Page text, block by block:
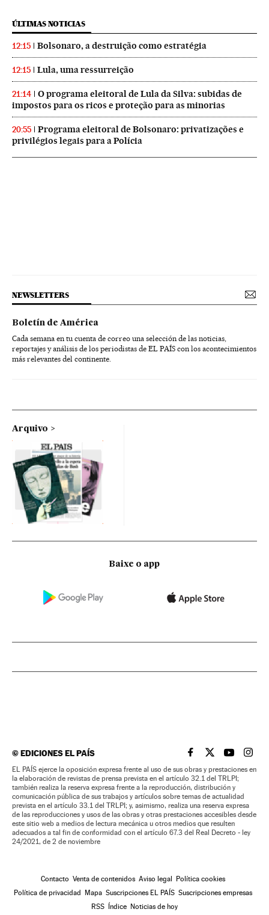
ÚLTIMAS NOTICIAS
12:15 Bolsonaro, a destruição como estratégia
12:15 Lula, uma ressurreição
21:14
O programa eleitoral de Lula da Silva: subidas de
impostos para os ricos e proteção para as minorias
20:55
Programa eleitoral de Bolsonaro: privatizações e
privilégios legais para a Polícia
NEWSLETTERS
Boletín de América
Cada semana en tu cuenta de correo una selección de las noticias,
reportajes y análisis de los periodistas de EL PAÍS con los acontecimientos
más relevantes del continente.
Arquivo
Baixe o app
©EDICIONES EL PAÍS EL PAÍS BRASIL EN
EL PAÍSEL PAÍS
EL
EL PAÍS ejerce la oposición expresa frente al uso de sus obras y prestaciones en
la elaboración de revistas de prensa prevista en el artículo 32.1 del TRLPI;
también realiza la reserva expresa frente a la reproducción, distribución y
comunicación pública de sus trabajos y artículos sobre temas de actualidad
prevista en el artículo 33.1 del TRLPI; y, asimismo, realiza una reserva expresa
de las reproducciones y usos de las obras y otras prestaciones accesibles desde
este sitio web a medios de lectura mecánica u otros medios que resulten
adecuados a tal fin de conformidad con el artículo 67.3 del Real Decreto - ley
24/2021, de 2 de noviembre
Contacto Venta de contenidos Aviso legal Política cookies
Política de privacidad Mapa Suscripciones EL PAÍS Suscripciones empresas
RSS Índice Noticias de hoy